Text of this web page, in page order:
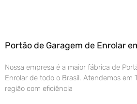
Portão de Garagem de Enrolar
Nossa empresa é a maior fábrica de
Enrolar de todo o Brasil. Atendemos em
região com eficiência